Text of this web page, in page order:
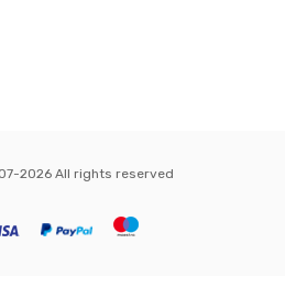
2026 All rights reserved